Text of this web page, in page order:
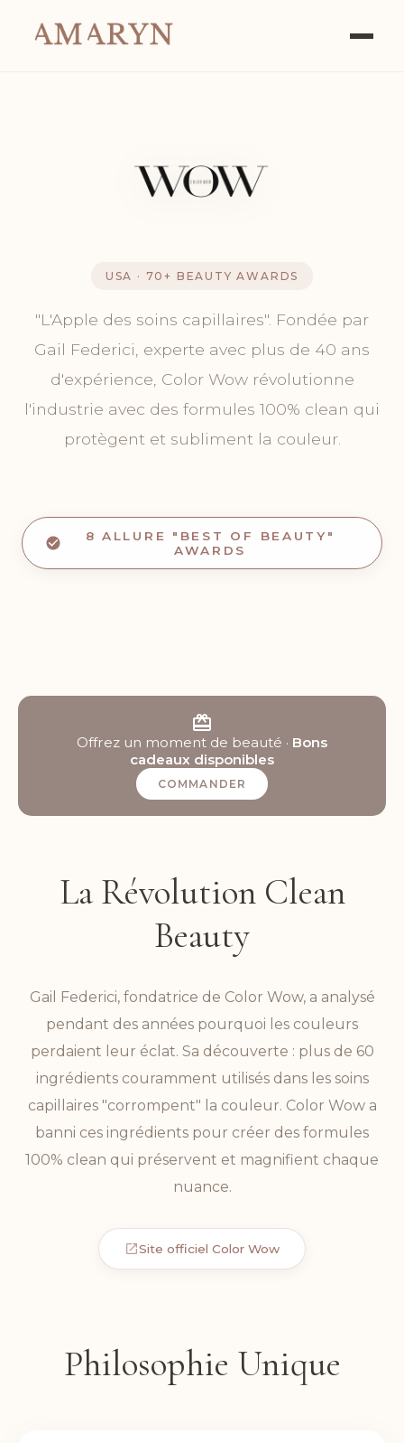
USA · 70+ BEAUTY AWARDS
"L'Apple des soins capillaires". Fondée par
Gail Federici, experte avec plus de 40 ans
d'expérience, Color Wow révolutionne
l'industrie avec des formules 100% clean qui
protègent et subliment la couleur.
8 ALLURE "BEST OF BEAUTY"
AWARDS
Offrez un moment de beauté · Bons
cadeaux disponibles
COMMANDER
La Révolution Clean
Beauty
Gail Federici, fondatrice de Color Wow, a analysé
pendant des années pourquoi les couleurs
perdaient leur éclat. Sa découverte : plus de 60
ingrédients couramment utilisés dans les soins
capillaires "corrompent" la couleur. Color Wow a
banni ces ingrédients pour créer des formules
100% clean qui préservent et magnifient chaque
nuance.
Site officiel Color Wow
Philosophie Unique